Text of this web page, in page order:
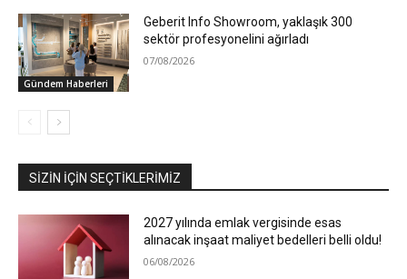
Gündem Haberleri
Geberit Info Showroom, yaklaşık 300
sektör profesyonelini ağırladı
07/08/2026
SIZIN İÇIN SEÇTIKLERIMIZ
2027 yılında emlak vergisinde esas
alınacak inşaat maliyet bedelleri belli oldu!
06/08/2026